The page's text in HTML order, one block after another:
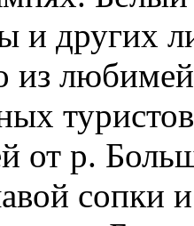
и других
от р.
сопки